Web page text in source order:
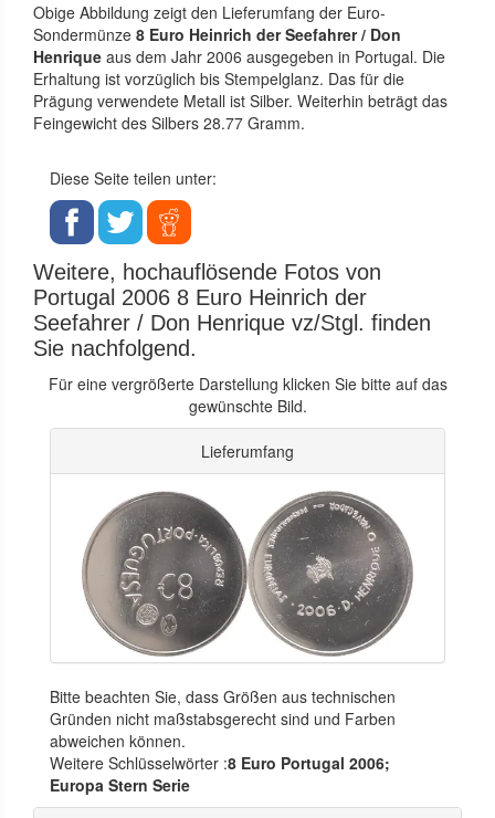
Obige Abbildung zeigt den Lieferumfang der Euro-
Sondermünze 8 Euro Heinrich der Seefahrer / Don
Henrique aus dem Jahr 2006 ausgegeben in Portugal. Die
Erhaltung ist vorzüglich bis Stempelglanz. Das für die
Prägung verwendete Metall ist Silber. Weiterhin beträgt das
Feingewicht des Silbers 28.77 Gramm.
Diese Seite teilen unter:
Weitere, hochauflösende Fotos von
Portugal 2006 8 Euro Heinrich der
Seefahrer / Don Henrique vz/Stgl. finden
Sie nachfolgend.
Für eine vergrößerte Darstellung klicken Sie bitte auf das
gewünschte Bild.
Lieferumfang
Bitte beachten Sie, dass Größen aus technischen
Gründen nicht maßstabsgerecht sind und Farben
abweichen können.
Weitere Schlüsselwörter :8 Euro Portugal 2006;
Europa Stern Serie